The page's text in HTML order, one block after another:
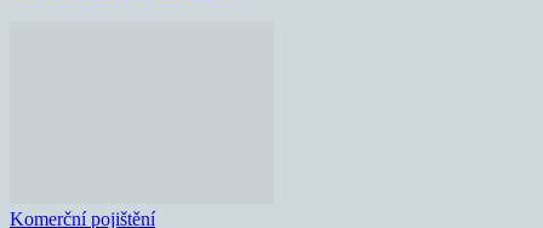
Komerční pojištění